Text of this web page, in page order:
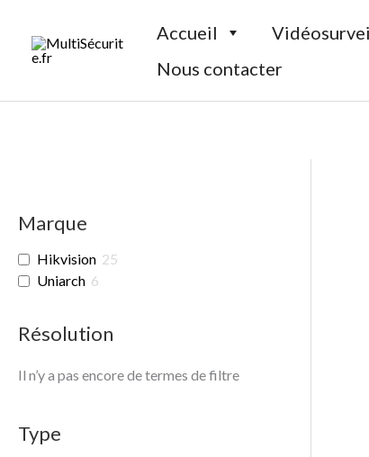
contenu
Accueil
Nous contacter
Marque
Hikvision 25
Uniarch 6
Résolution
Il n’y a pas encore de termes de filtre
Type